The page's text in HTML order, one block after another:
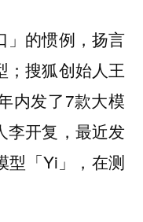
」的惯例，扬言
；搜狐创始人王
内发了7款大模
李开复，最近发
型「Yi」，在测